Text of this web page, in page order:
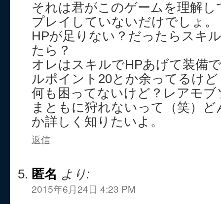
それは君がこのゲームを理解
プレイしていないだけでしょ。
HPが足りない？だったらスキ
たら？
オレはスキルでHPあげて装備
ルポイント20とか余ってるけど
何も困ってないけど？レアモ
まともに狩れないって（笑）
か詳しく知りたいよ。
返信
匿名 より:
2015年6月24日 4:23 PM